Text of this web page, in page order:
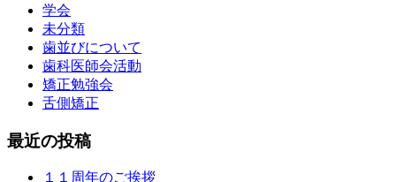
学会
未分類
歯並びについて
歯科医師会活動
矯正勉強会
舌側矯正
最近の投稿
１１周年のご挨拶